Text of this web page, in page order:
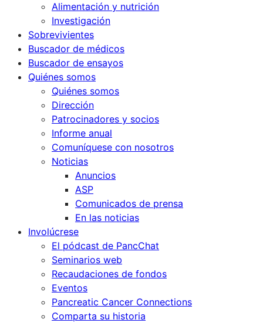
Alimentación y nutrición
Investigación
Sobrevivientes
Buscador de médicos
Buscador de ensayos
Quiénes somos
Quiénes somos
Dirección
Patrocinadores y socios
Informe anual
Comuníquese con nosotros
Noticias
Anuncios
ASP
Comunicados de prensa
En las noticias
Involúcrese
El pódcast de PancChat
Seminarios web
Recaudaciones de fondos
Eventos
Pancreatic Cancer Connections
Comparta su historia